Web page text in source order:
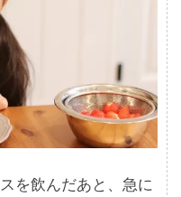
を飲んだあと、急に